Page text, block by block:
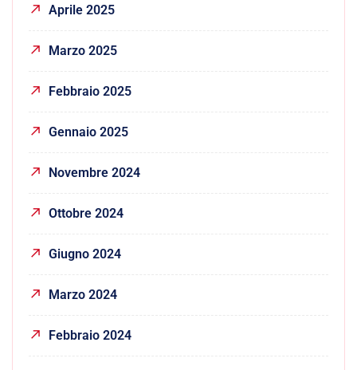
Aprile 2025
Marzo 2025
Febbraio 2025
Gennaio 2025
Novembre 2024
Ottobre 2024
Giugno 2024
Marzo 2024
Febbraio 2024